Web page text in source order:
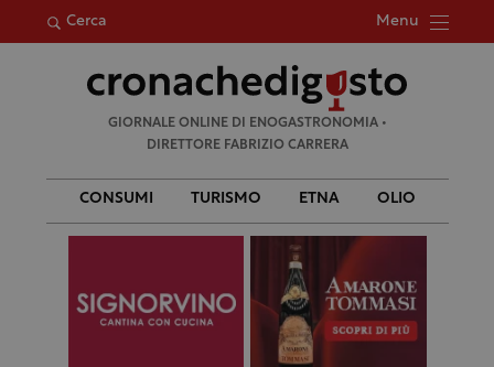
Cerca Menu
per:
GIORNALE ONLINE DI ENOGASTRONOMIA •
DIRETTORE FABRIZIO CARRERA
CONSUMI TURISMO ETNA OLIO